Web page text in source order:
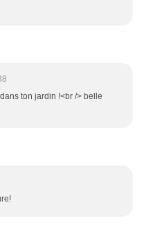
ton jardin !<br /> belle